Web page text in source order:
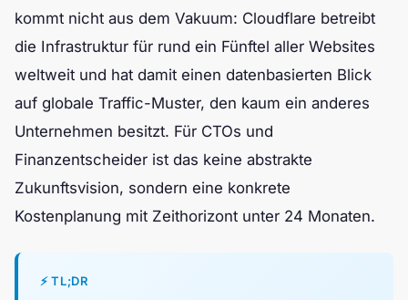
kommt nicht aus dem Vakuum: Cloudflare betreibt
die Infrastruktur für rund ein Fünftel aller Websites
weltweit und hat damit einen datenbasierten Blick
auf globale Traffic-Muster, den kaum ein anderes
Unternehmen besitzt. Für CTOs und
Finanzentscheider ist das keine abstrakte
Zukunftsvision, sondern eine konkrete
Kostenplanung mit Zeithorizont unter 24 Monaten.
⚡ TL;DR